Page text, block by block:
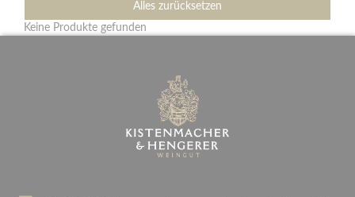
Alles zurücksetzen
Keine Produkte gefunden